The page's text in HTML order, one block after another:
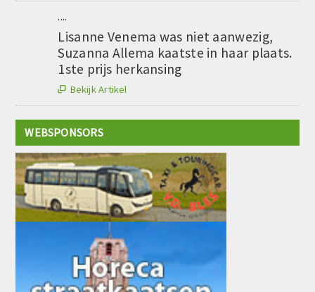
....
Lisanne Venema was niet aanwezig,
Suzanna Allema kaatste in haar plaats.
1ste prijs herkansing
 Bekijk Artikel
WEBSPONSORS